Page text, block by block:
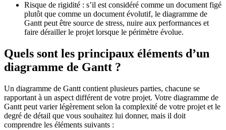
Risque de rigidité : s’il est considéré comme un document figé
plutôt que comme un document évolutif, le diagramme de
Gantt peut être source de stress, nuire aux performances et
faire dérailler le projet lorsque le périmètre évolue.
Quels sont les principaux éléments d’un
diagramme de Gantt ?
Un diagramme de Gantt contient plusieurs parties, chacune se
rapportant à un aspect différent de votre projet. Votre diagramme de
Gantt peut varier légèrement selon la complexité de votre projet et le
degré de détail que vous souhaitez lui donner, mais il doit
comprendre les éléments suivants :